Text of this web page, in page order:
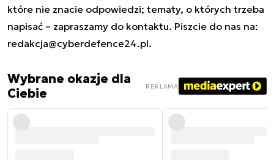
które nie znacie odpowiedzi; tematy, o których trzeba
napisać – zapraszamy do kontaktu. Piszcie do nas na:
redakcja@cyberdefence24.pl.
Wybrane okazje dla
Ciebie
REKLAMA